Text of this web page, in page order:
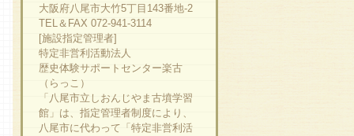
大阪府八尾市大竹5丁目143番地-2
TEL＆FAX 072-941-3114
[施設指定管理者]
特定非営利活動法人
歴史体験サポートセンター楽古
（らっこ）
「八尾市立しおんじやま古墳学習
館」は、指定管理者制度により、
八尾市に代わって「特定非営利活